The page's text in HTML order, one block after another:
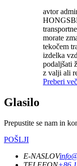
avtor
morate
tekočem
izdelka
podaljšati
z valji ali
Preberi več
Glasilo
Prepustite se nam in
POŠLJI
E-NASLOV